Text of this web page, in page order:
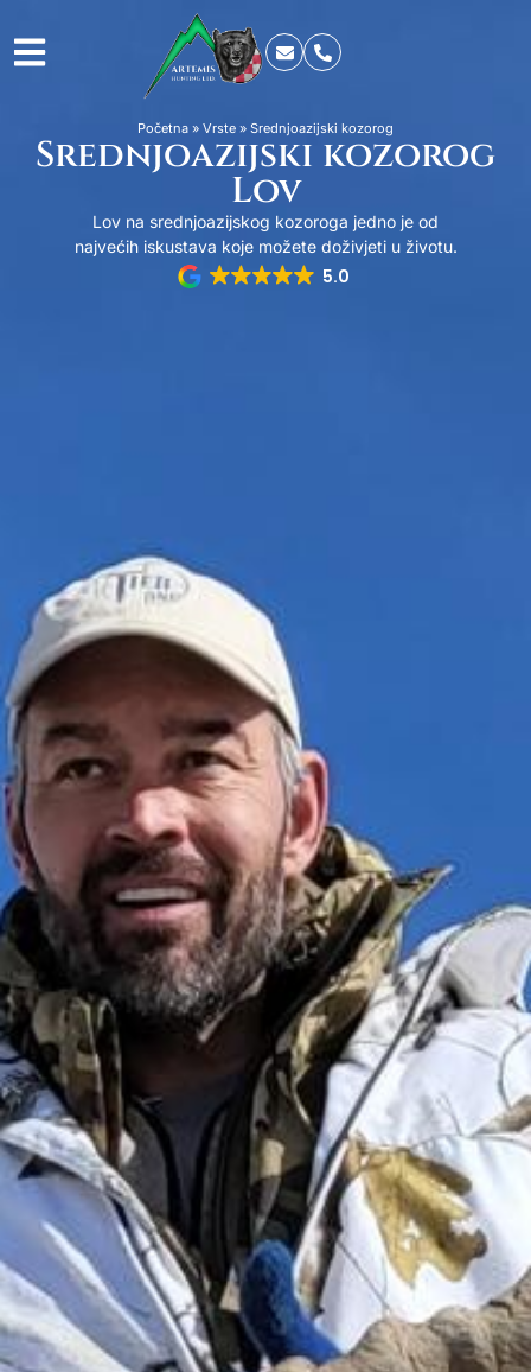
Početna » Vrste » Srednjoazijski kozorog
Srednjoazijski kozorog
Lov
Lov na srednjoazijskog kozoroga jedno je od
najvećih iskustava koje možete doživjeti u životu.
5.0